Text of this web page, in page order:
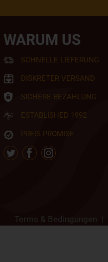
WARUM US
SCHNELLE LIEFERUNG
DISKRETER VERSAND
SICHERE BEZAHLUNG
ESTABLISHED 1992
PREIS PROMISE
Terms & Bedingungen